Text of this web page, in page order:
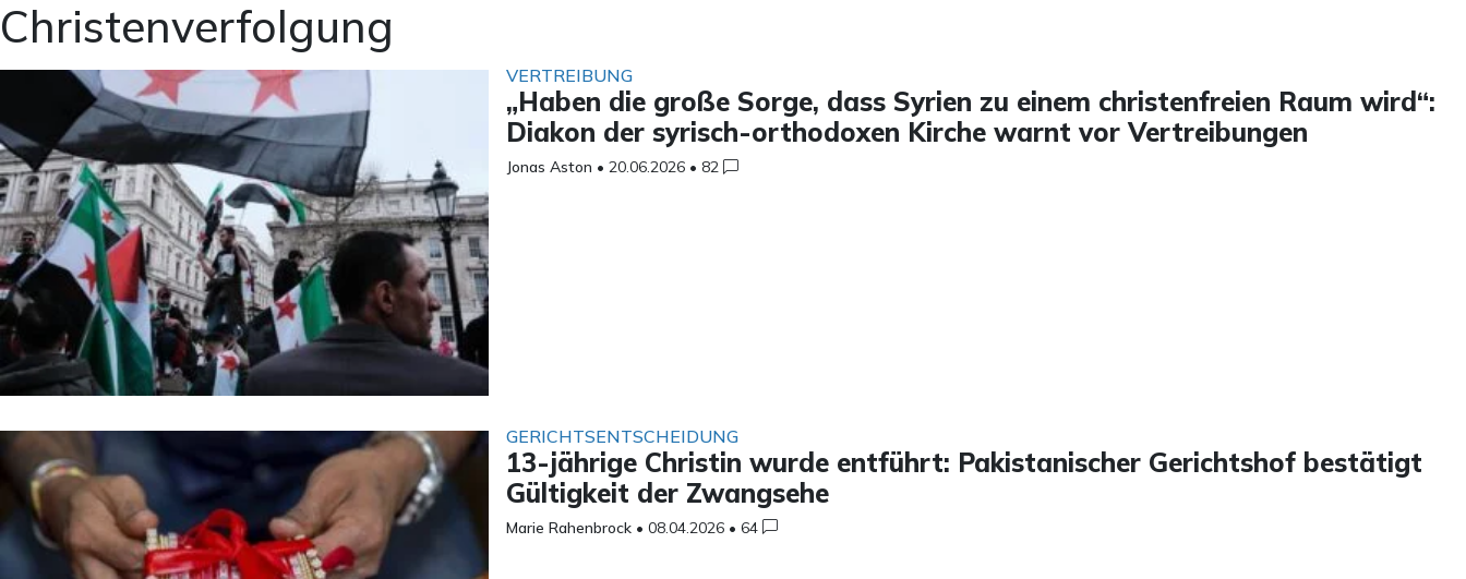
Christenverfolgung
VERTREIBUNG
„Haben die große Sorge, dass Syrien zu einem christenfreien Raum wird“:
Diakon der syrisch-orthodoxen Kirche warnt vor Vertreibungen
Jonas Aston • 20.06.2026 • 82
GERICHTSENTSCHEIDUNG
13-jährige Christin wurde entführt: Pakistanischer Gerichtshof bestätigt
Gültigkeit der Zwangsehe
Marie Rahenbrock • 08.04.2026 • 64